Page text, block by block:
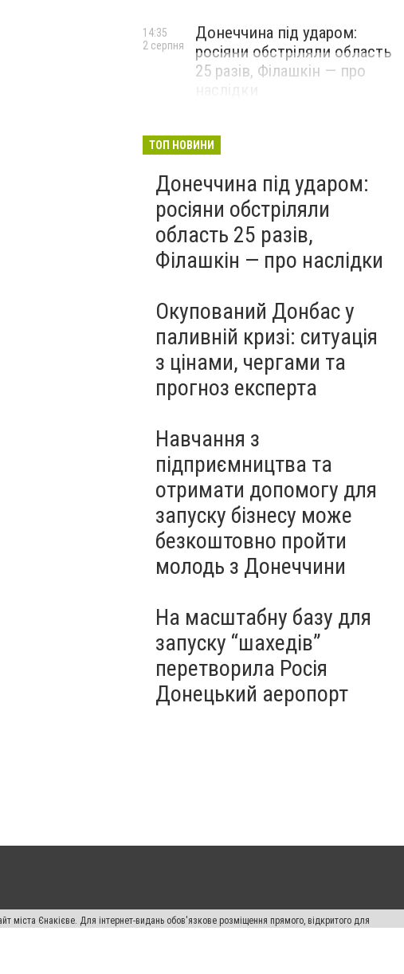
Донеччина під ударом:
росіяни обстріляли область
25 разів, Філашкін — про
14:35
2 серпня
ТОП НОВИНИ
Донеччина під ударом:
росіяни обстріляли
область 25 разів,
Філашкін — про наслідки
Окупований Донбас у
паливній кризі: ситуація
з цінами, чергами та
прогноз експерта
Навчання з
підприємництва та
отримати допомогу для
запуску бізнесу може
безкоштовно пройти
молодь з Донеччини
На масштабну базу для
запуску “шахедів”
перетворила Росія
Донецький аеропорт
міста Єнакієве. Для інтернет-видань обов'язкове розміщення прямого, відкритого для